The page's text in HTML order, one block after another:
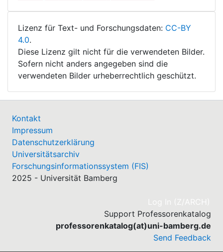
Lizenz für Text- und Forschungsdaten: CC-BY
4.0.
Diese Lizenz gilt nicht für die verwendeten Bilder.
Sofern nicht anders angegeben sind die
verwendeten Bilder urheberrechtlich geschützt.
Kontakt
Impressum
Datenschutzerklärung
Universitätsarchiv
Forschungsinformationssystem (FIS)
2025 - Universität Bamberg
Log In (Z/ARCH)
Support Professorenkatalog
professorenkatalog(at)uni-bamberg.de
Send Feedback